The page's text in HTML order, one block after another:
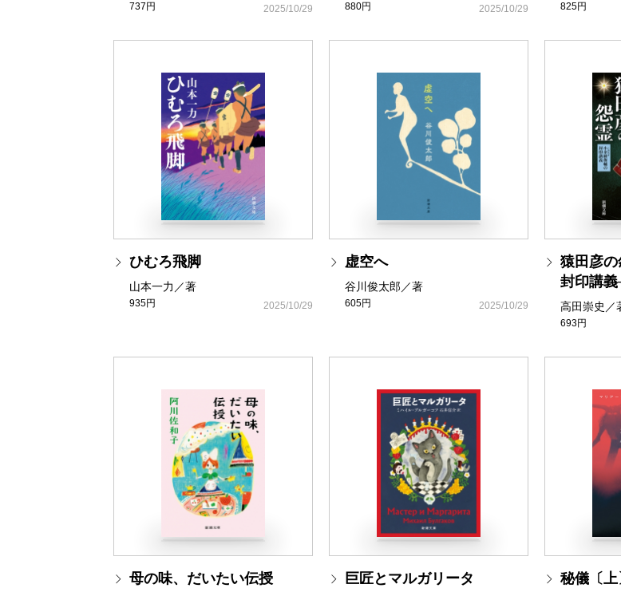
737円 2025/10/29 880円 2025/10/29 825円
ひむろ飛脚
山本一力／著
935円 2025/10/29
虚空へ
谷川俊太郎／著
605円 2025/10/29
猿田彦
封印講
高田崇史／
693円
母の味、だいたい伝授 巨匠とマルガリータ 秘儀〔上